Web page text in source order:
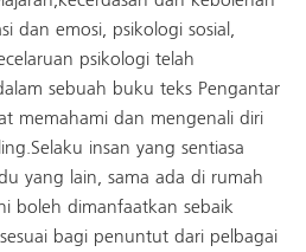
dan emosi, psikologi sosial,
psikologi telah
sebuah buku teks Pengantar
memahami dan mengenali diri
insan yang sentiasa
yang lain, sama ada di rumah
boleh dimanfaatkan sebaik
bagi penuntut dari pelbagai